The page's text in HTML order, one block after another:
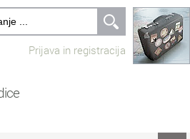
Prijava in registracija